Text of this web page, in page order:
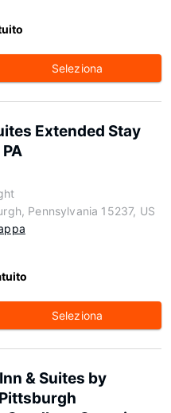
Seleziona
Extended Stay
Pennsylvania 15237, US
Seleziona
& Suites by